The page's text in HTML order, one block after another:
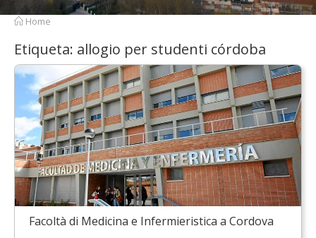
Home
Etiqueta: allogio per studenti córdoba
Facoltà di Medicina e Infermieristica a Cordova